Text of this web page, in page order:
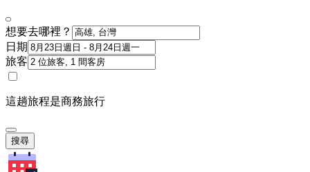
想要去哪裡？
日期
旅客
這趟旅程是商務旅行
搜尋